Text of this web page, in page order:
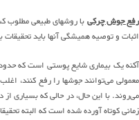
رفع جوش چرکیبا روشهای طبیعی مطلوب
اثبات و توصیه همیشگی آنها باید
معمولی می‌توانند جوشها را رفع کنند،
می‌روند. با این حال، در حالی که بسیاری
زمانی کوتاه آورده شده است که البته